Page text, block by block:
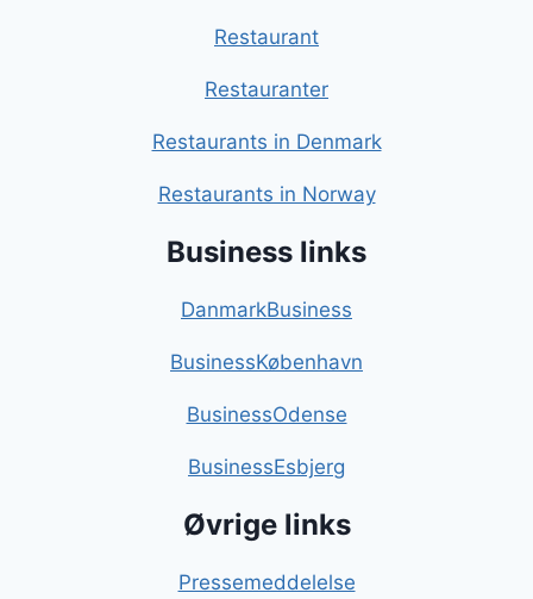
Restaurant
Restauranter
Restaurants in Denmark
Restaurants in Norway
Business links
DanmarkBusiness
BusinessKøbenhavn
BusinessOdense
BusinessEsbjerg
Øvrige links
Pressemeddelelse